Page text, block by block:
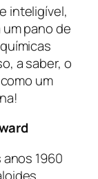
inteligível,
pano de
a saber, o
um
1960